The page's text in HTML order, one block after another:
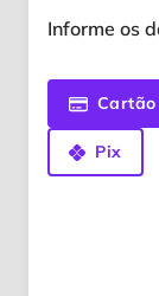
Informe os
Pix